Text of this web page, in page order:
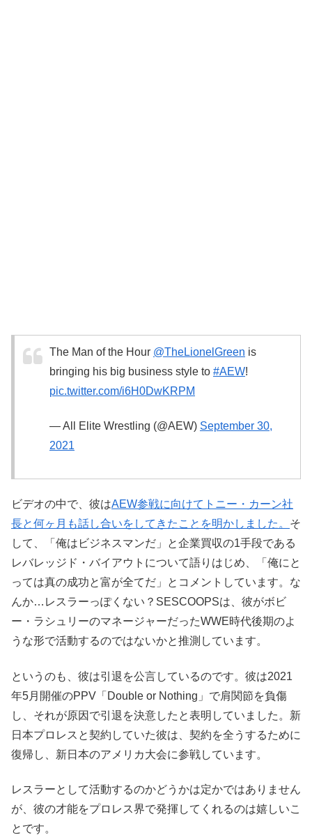
The Man of the Hour @TheLionelGreen is
bringing his big business style to #AEW!
pic.twitter.com/i6H0DwKRPM
— All Elite Wrestling (@AEW) September 30,
2021
ビデオの中で、彼はAEW参戦に向けてトニー・カーン社
長と何ヶ月も話し合いをしてきたことを明かしました。 そ
して、「俺はビジネスマンだ」と企業買収の1手段である
レバレッジド・バイアウトについて語りはじめ、「俺にと
っては真の成功と富が全てだ」とコメントしています。な
んか…レスラーっぽくない？SESCOOPSは、彼がボビ
ー・ラシュリーのマネージャーだったWWE時代後期のよ
うな形で活動するのではないかと推測しています。
というのも、彼は引退を公言しているのです。彼は2021
年5月開催のPPV「Double or Nothing」で肩関節を負傷
し、それが原因で引退を決意したと表明していました。新
日本プロレスと契約していた彼は、契約を全うするために
復帰し、新日本のアメリカ大会に参戦しています。
レスラーとして活動するのかどうかは定かではありません
が、彼の才能をプロレス界で発揮してくれるのは嬉しいこ
とです。